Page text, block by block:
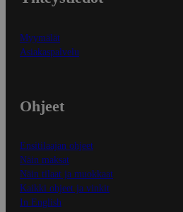
Myymälät
Asiakaspalvelu
Ohjeet
Ensitilaajan ohjeet
Näin maksat
Näin tilaat ja muokkaat
Kaikki ohjeet ja vinkit
In English